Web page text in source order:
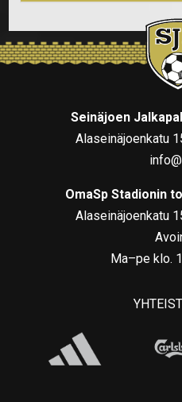
Seinäjoen
Alaseinäjoenkatu
OmaSp Stadionin
Alaseinäjoenkatu
Ma–pe klo.